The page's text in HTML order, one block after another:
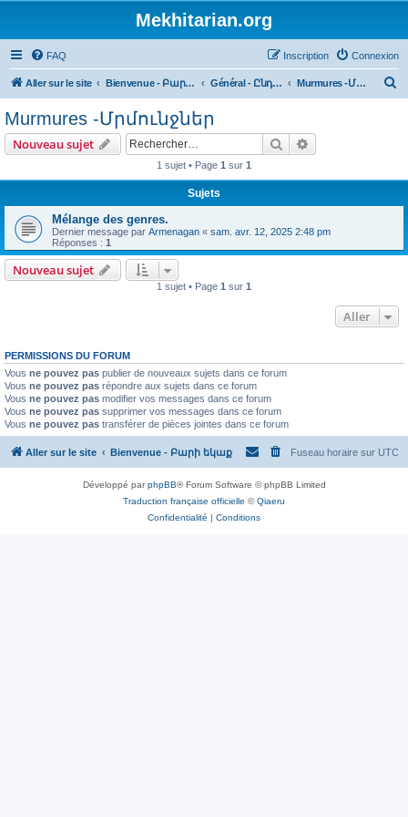
Mekhitarian.org
FAQ Connexion
Inscription
Aller sur le site Bienvenue - Բարի եկաք Général - Ընդհանուր Murmures -Մրմունջներ
e
Murmures -Մրմունջներ
Nouveau sujet Rechercher
1 sujet • Page 1 sur 1
Sujets
Mélange des genres.
Dernier message par Armenagan « sam. avr. 12, 2025 2:48 pm
Réponses : 1
Nouveau sujet
1 sujet • Page 1 sur 1
Aller
PERMISSIONS DU FORUM
Vous ne pouvez pas publier de nouveaux sujets dans ce forum
Vous ne pouvez pas répondre aux sujets dans ce forum
Vous ne pouvez pas modifier vos messages dans ce forum
Vous ne pouvez pas supprimer vos messages dans ce forum
Vous ne pouvez pas transférer de pièces jointes dans ce forum
Aller sur le site Bienvenue - Բարի եկաք Fuseau horaire sur UTC
Développé parphpBB® Forum Software © phpBB Limited
Traduction française officielle ©Qiaeru
Confidentialité | Conditions